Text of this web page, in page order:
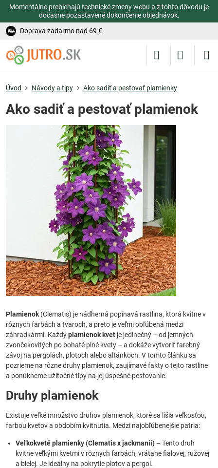
Momentálne prebiehajú technické zmeny webu a z tohto dôvodu je
dočasne pozastavené dokončenie objednávok.
Doprava zadarmo nad 69 €
Úvod Návody a tipy Ako sadiť a pestovať plamienky
Ako sadiť a pestovať plamienok
Plamienok (Clematis) je nádherná popínavá rastlina, ktorá kvitne v
rôznych farbách a tvaroch, a preto je veľmi obľúbená medzi
záhradkármi. Každýplamienok kvet je jedinečný – od jemných
zvončekovitých po bohaté plné kvety – a dokáže vytvoriť farebný
závoj na pergolách, plotoch alebo altánkoch. V tomto článku sa
pozrieme na rôzne druhy plamienok, zaujímavé fakty o tejto rastline
a ponúkneme užitočné tipy na jej úspešné pestovanie.
Druhy plamienok
Existuje veľké množstvo druhov plamienok, ktoré sa líšia veľkosťou,
farbou kvetov a obdobím kvitnutia. Medzi najobľúbenejšie patria:
Veľkokveté plamienky (Clematis x jackmanii) – Tento druh
kvitne veľkými kvetmi v rôznych farbách, vrátane fialovej, ružovej
a bielej. Je ideálny na pokrytie plotov a pergol.